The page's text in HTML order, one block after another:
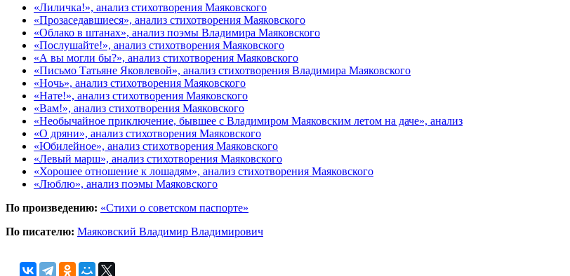
«Лиличка!», анализ стихотворения Маяковского
«Прозаседавшиеся», анализ стихотворения Маяковского
«Облако в штанах», анализ поэмы Владимира Маяковского
«Послушайте!», анализ стихотворения Маяковского
«А вы могли бы?», анализ стихотворения Маяковского
«Письмо Татьяне Яковлевой», анализ стихотворения Владимира Маяковского
«Ночь», анализ стихотворения Маяковского
«Нате!», анализ стихотворения Маяковского
«Вам!», анализ стихотворения Маяковского
«Необычайное приключение, бывшее с Владимиром Маяковским летом на даче», анализ
«О дряни», анализ стихотворения Маяковского
«Юбилейное», анализ стихотворения Маяковского
«Левый марш», анализ стихотворения Маяковского
«Хорошее отношение к лошадям», анализ стихотворения Маяковского
«Люблю», анализ поэмы Маяковского
По произведению: «Стихи о советском паспорте»
По писателю: Маяковский Владимир Владимирович